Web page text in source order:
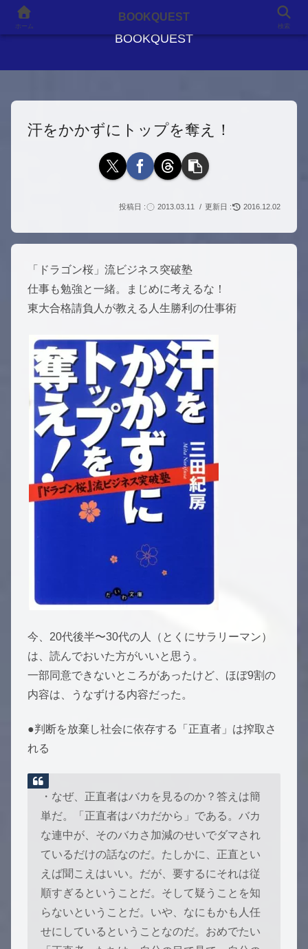
BOOKQUEST
汗をかかずにトップを奪え！
2013.03.11 2016.12.02
「ドラゴン桜」流ビジネス突破塾
仕事も勉強と一緒。まじめに考えるな！
東大合格請負人が教える人生勝利の仕事術
今、20代後半〜30代の人（とくにサラリーマン）
は、読んでおいた方がいいと思う。
一部同意できないところがあったけど、ほぼ9割の
内容は、うなずける内容だった。
●判断を放棄し社会に依存する「正直者」は搾取さ
れる
・なぜ、正直者はバカを見るのか？答えは簡
単だ。「正直者はバカだから」である。バカ
な連中が、そのバカさ加減のせいでダマされ
ているだけの話なのだ。たしかに、正直とい
えば聞こえはいい。だが、要するにそれは従
順すぎるということだ。そして疑うことを知
らないということだ。いや、なにもかも人任
せにしているということなのだ。おめでたい
ホーム
BOOKQUEST
検索